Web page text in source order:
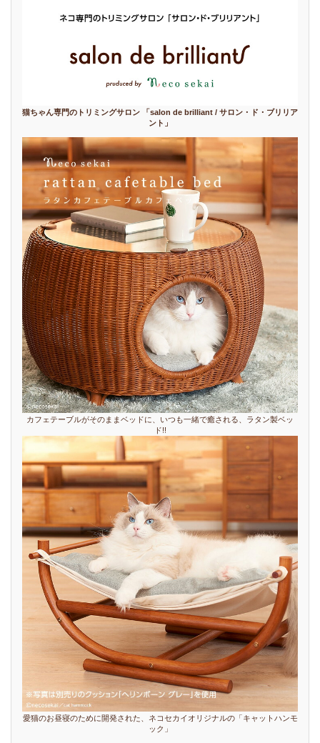
猫ちゃん専門のトリミングサロン 「salon de brilliant / サロン・ド・ブリリア
ント」
カフェテーブルがそのままベッドに、いつも一緒で癒される、ラタン製ベッ
ド!!
愛猫のお昼寝のために開発された、ネコセカイオリジナルの「キャットハンモ
ック」